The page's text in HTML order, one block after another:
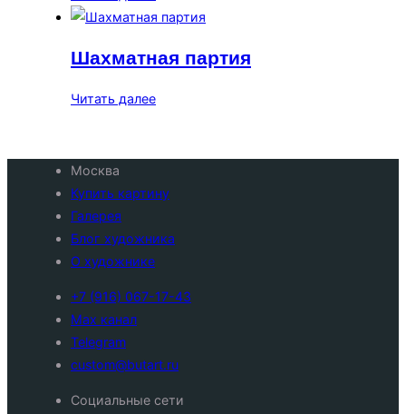
Шахматная партия
Читать далее
Москва
Купить картину
Галерея
Блог художника
О художнике
+7 (916) 067-17-43
Max канал
Telegram
custom@butart.ru
Социальные сети